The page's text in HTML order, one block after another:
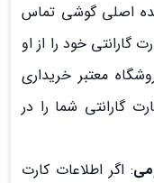
اصلی گوشی تماس
خود را از او
معتبر خریداری
گارانتی شما را در
: اگر اطلاعات کارت